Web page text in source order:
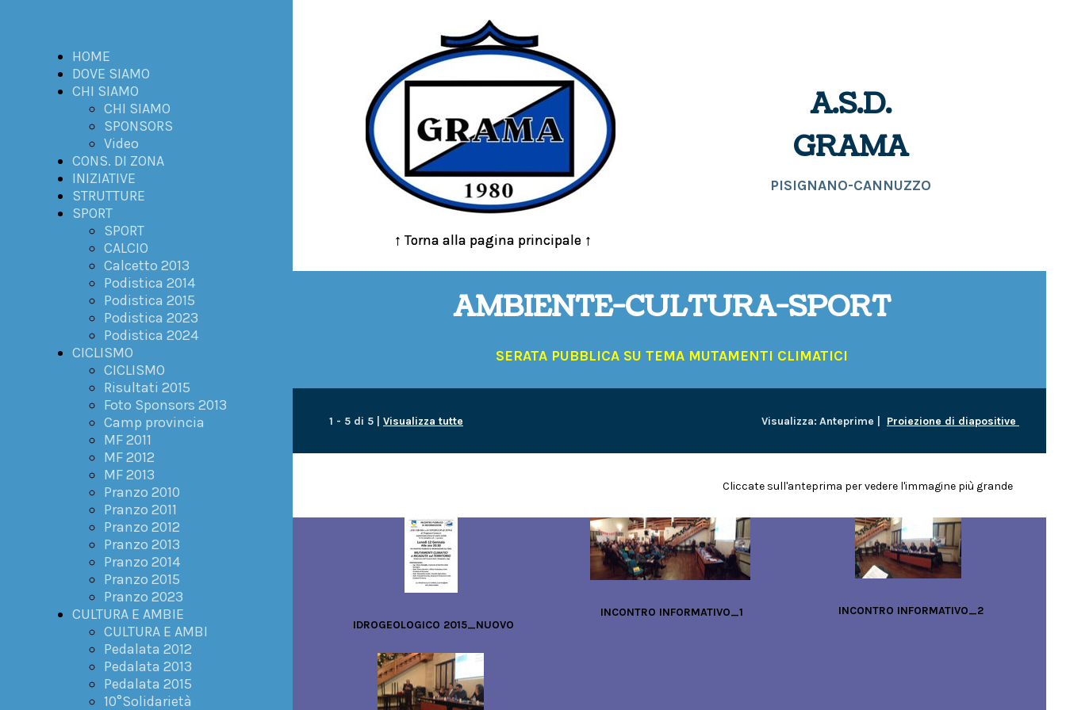
HOME
DOVE SIAMO
CHI SIAMO
CHI SIAMO
SPONSORS
Video
CONS. DI ZONA
INIZIATIVE
STRUTTURE
SPORT
SPORT
CALCIO
Calcetto 2013
Podistica 2014
Podistica 2015
Podistica 2023
Podistica 2024
CICLISMO
CICLISMO
Risultati 2015
Foto Sponsors 2013
Camp provincia
MF 2011
MF 2012
MF 2013
Pranzo 2010
Pranzo 2011
Pranzo 2012
Pranzo 2013
Pranzo 2014
Pranzo 2015
Pranzo 2023
CULTURA E AMBIE
CULTURA E AMBI
Pedalata 2012
Pedalata 2013
Pedalata 2015
10°Solidarietà
A.S.D.
GRAMA
PISIGNANO-CANNUZZO
↑ Torna alla pagina principale ↑
↑ Torna alla pagina principale ↑
AMBIENTE-CULTURA-SPORT
SERATA PUBBLICA SU TEMA MUTAMENTI CLIMATICI
1 - 5 di 5 | Visualizza tutte Visualizza: Anteprime | Proiezione di diapositive
Cliccate sull'anteprima per vedere l'immagine più grande
INCONTRO INFORMATIVO_2
INCONTRO INFORMATIVO_1
IDROGEOLOGICO 2015_NUOVO